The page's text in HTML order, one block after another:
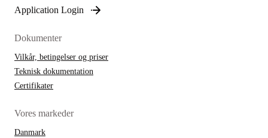
Application Login
Dokumenter
Vilkår, betingelser og priser
Teknisk dokumentation
Certifikater
Vores markeder
Danmark